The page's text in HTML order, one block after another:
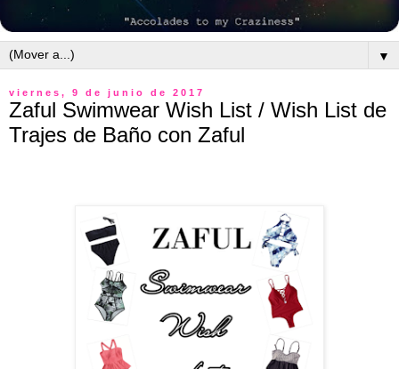
▼
viernes, 9 de junio de 2017
Zaful Swimwear Wish List / Wish List de
Trajes de Baño con Zaful